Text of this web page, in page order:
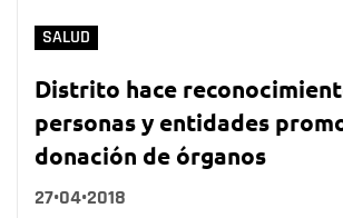
SALUD
Distrito hace
personas y entidades
donación de órganos
27•04•2018